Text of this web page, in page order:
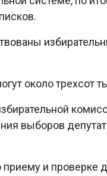
около трехсот
выборов
и проверке